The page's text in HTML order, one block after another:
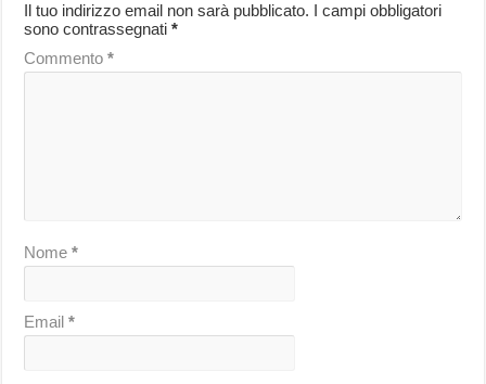
Il tuo indirizzo email non sarà pubblicato. I campi obbligatori
sono contrassegnati*
Commento*
Nome*
Email*